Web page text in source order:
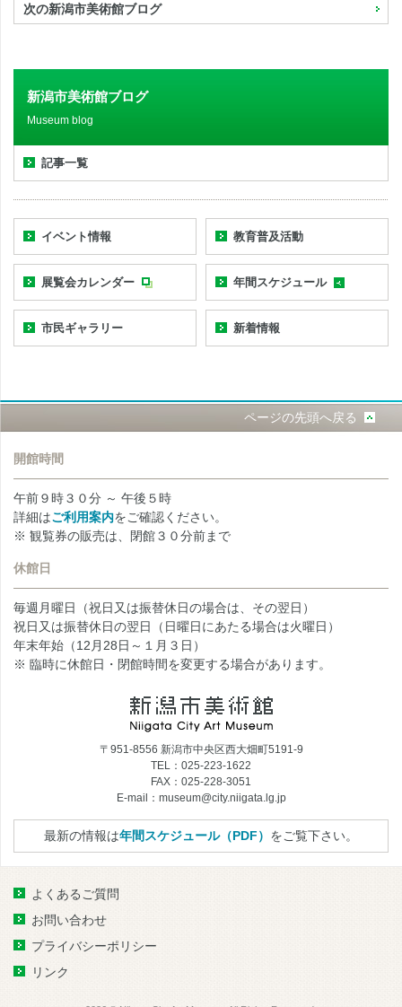
次の新潟市美術館ブログ
新潟市美術館ブログ
Museum blog
記事一覧
イベント情報 教育普及活動
展覧会カレンダー 年間スケジュール
市民ギャラリー 新着情報
ページの先頭へ戻る
開館時間
午前９時３０分 ～ 午後５時
詳細はご利用案内をご確認ください。
※ 観覧券の販売は、閉館３０分前まで
休館日
毎週月曜日（祝日又は振替休日の場合は、その翌日）
祝日又は振替休日の翌日（日曜日にあたる場合は火曜日）
年末年始（12月28日～１月３日）
※ 臨時に休館日・閉館時間を変更する場合があります。
〒951-8556 新潟市中央区西大畑町5191-9
TEL：025-223-1622
FAX：025-228-3051
E-mail：museum@city.niigata.lg.jp
最新の情報は年間スケジュール（PDF） をご覧下さい。
よくあるご質問
お問い合わせ
プライバシーポリシー
リンク